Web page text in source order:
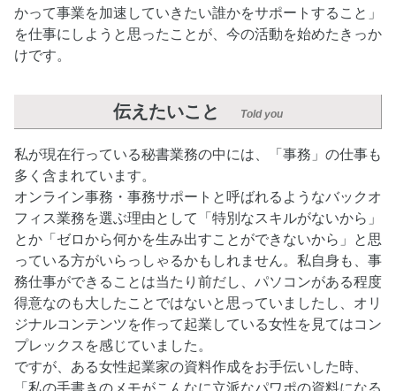
かって事業を加速していきたい誰かをサポートすること」
を仕事にしようと思ったことが、今の活動を始めたきっか
けです。
伝えたいこと Told you
私が現在行っている秘書業務の中には、「事務」の仕事も
多く含まれています。
オンライン事務・事務サポートと呼ばれるようなバックオ
フィス業務を選ぶ理由として「特別なスキルがないから」
とか「ゼロから何かを生み出すことができないから」と思
っている方がいらっしゃるかもしれません。私自身も、事
務仕事ができることは当たり前だし、パソコンがある程度
得意なのも大したことではないと思っていましたし、オリ
ジナルコンテンツを作って起業している女性を見てはコン
プレックスを感じていました。
ですが、ある女性起業家の資料作成をお手伝いした時、
「私の手書きのメモがこんなに立派なパワポの資料になる